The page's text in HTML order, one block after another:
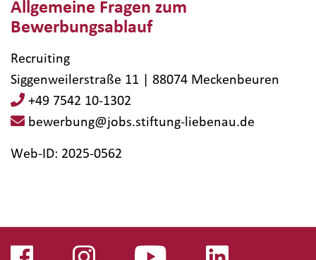
Allgemeine Fragen zum
Bewerbungsablauf
Recruiting
Siggenweilerstraße 11 | 88074 Meckenbeuren
+49 7542 10-1302
bewerbung@jobs.stiftung-liebenau.de
Web-ID: 2025-0562